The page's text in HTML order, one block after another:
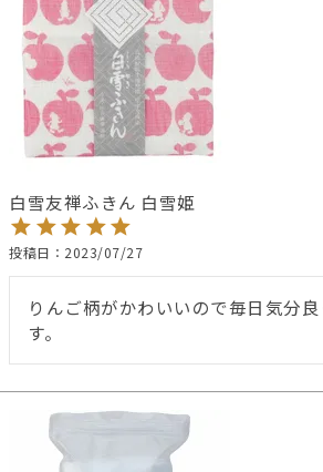
白雪友禅ふきん 白雪姫
投稿日 2023/07/27
りんご柄がかわいいので毎日気分
す。